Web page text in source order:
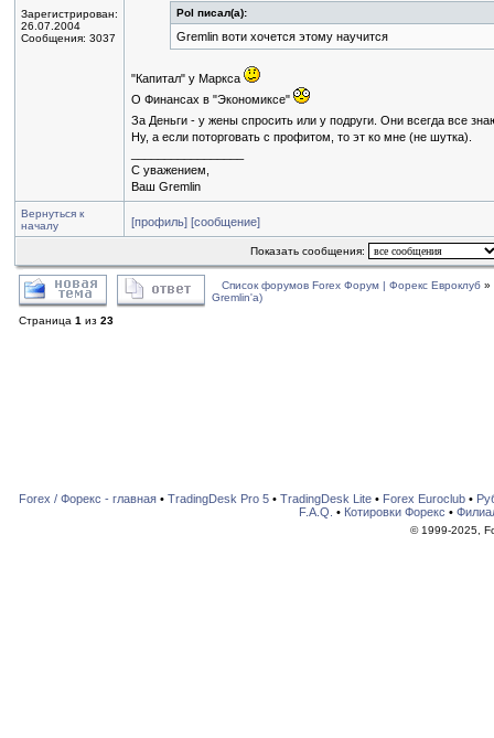
Зарегистрирован:
26.07.2004
Сообщения: 3037
Pol писал(а):
Gremlin воти хочется этому научится
"Капитал" у Маркса
О Финансах в "Экономиксе"
За Деньги - у жены спросить или у подруги. Они всегда все
Ну, а если поторговать с профитом, то эт ко мне (не шутка).
С уважением,
Ваш Gremlin
Вернуться к
началу
[профиль] [сообщение]
Показать сообщения:
Список форумов Forex Форум | Форекс Евроклуб »
Gremlin'a)
Страница 1 из 23
Forex / Форекс - главная• TradingDesk Pro 5• TradingDesk Lite• Forex Euroclub•
F.A.Q. • Котировки Форекс •
© 1999-2025,